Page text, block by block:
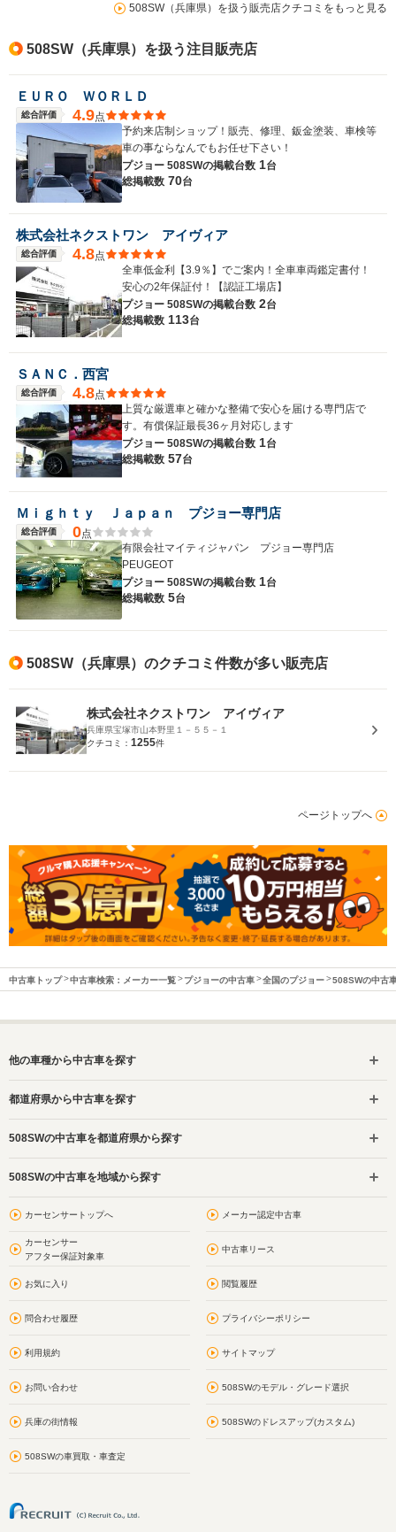
508SW（兵庫県）を扱う販売店クチコミをもっと見る
508SW（兵庫県）を扱う注目販売店
ＥＵＲＯ ＷＯＲＬＤ
総合評価 4.9点
予約来店制ショップ！販売、修理、鈑金塗装、車検等
車の事ならなんでもお任せ下さい！
プジョー 508SWの掲載台数 1台
総掲載数 70台
株式会社ネクストワン アイヴィア
総合評価 4.8点
全車低金利【3.9％】でご案内！全車車両鑑定書付！
安心の2年保証付！【認証工場店】
プジョー 508SWの掲載台数 2台
総掲載数 113台
ＳＡＮＣ．西宮
総合評価 4.8点
上質な厳選車と確かな整備で安心を届ける専門店で
す。有償保証最長36ヶ月対応します
プジョー 508SWの掲載台数 1台
総掲載数 57台
Ｍｉｇｈｔｙ Ｊａｐａｎ プジョー専門店
総合評価 0点
有限会社マイティジャパン プジョー専門店
PEUGEOT
プジョー 508SWの掲載台数 1台
総掲載数 5台
508SW（兵庫県）のクチコミ件数が多い販売店
株式会社ネクストワン アイヴィア
兵庫県宝塚市山本野里１－５５－１
クチコミ： 1255件
ページトップへ
中古車トップ 中古車検索：メーカー一覧 プジョーの中古車 全国のプジョー 508SWの中古
他の車種から中古車を探す
都道府県から中古車を探す
508SWの中古車を都道府県から探す
508SWの中古車を地域から探す
カーセンサートップへ メーカー認定中古車
カーセンサー
アフター保証対象車
中古車リース
お気に入り 閲覧履歴
問合わせ履歴 プライバシーポリシー
利用規約 サイトマップ
お問い合わせ 508SWのモデル・グレード選択
兵庫の街情報 508SWのドレスアップ(カスタム)
508SWの車買取・車査定